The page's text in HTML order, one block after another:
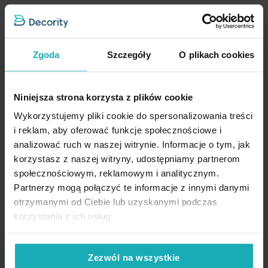
Zgoda Szczegóły O plikach cookies
Niniejsza strona korzysta z plików cookie
Wykorzystujemy pliki cookie do spersonalizowania treści
i reklam, aby oferować funkcje społecznościowe i
analizować ruch w naszej witrynie. Informacje o tym, jak
korzystasz z naszej witryny, udostępniamy partnerom
społecznościowym, reklamowym i analitycznym.
Partnerzy mogą połączyć te informacje z innymi danymi
otrzymanymi od Ciebie lub uzyskanymi podczas
korzystania z ich usług.
Zezwól na wszystkie
Rodzaj tkaniny
Jednostka miary
szt.
Tolerancja rozmiaru
5%
Waga netto
400 g
Pobierz instrukcję użytkowania i bezpieczeństwa produktu
Materiał: siatka o splocie geometrycznym
Sposób zawieszenia: przelotki
Przeznaczenie: salon, sypialnia, jadalnia
Dane techniczne:
szerokość: 140 cm
skład: 100% poliester
Prasować w temperaturze do 110 stopni Celsjusza
Nie czyścić chemicznie
Nie można wybielać i chlorować
Nie suszyć w suszarce bębnowej
Opinie potwierdzone zakupem
5%
Na podstawie 1220 opinii. Zobacz niektóre opinie tutaj.